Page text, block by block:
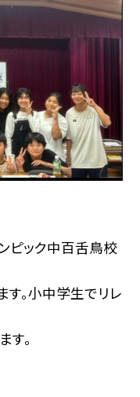
ピック中百舌鳥校
。小中学生でリレ
す。